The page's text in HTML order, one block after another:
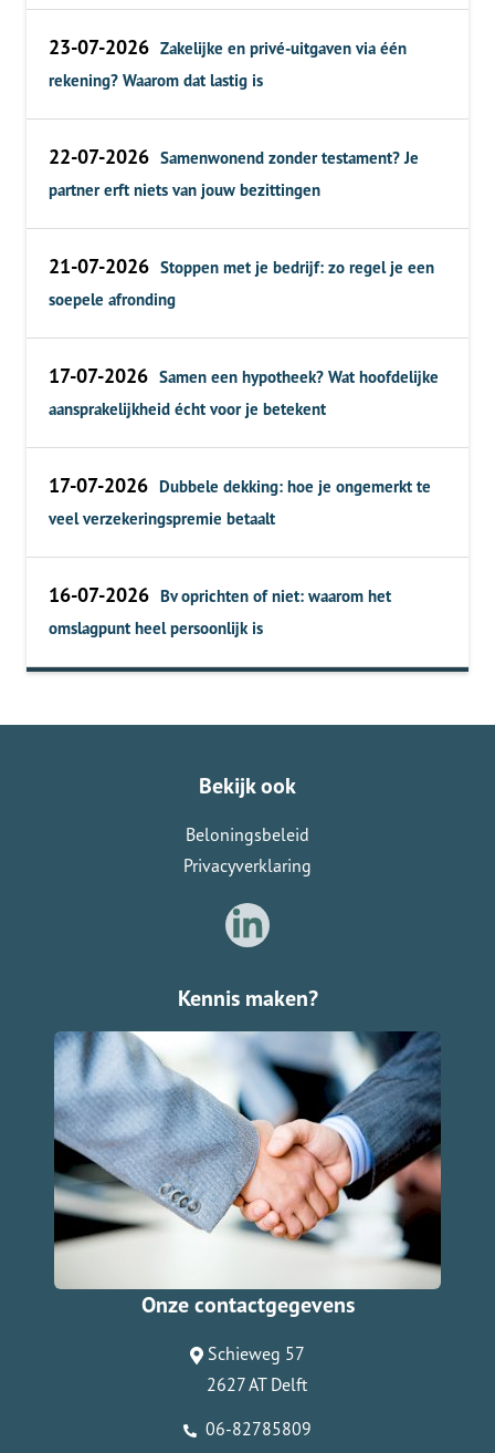
23-07-2026 Zakelijke en privé-uitgaven via één
rekening? Waarom dat lastig is
22-07-2026 Samenwonend zonder testament? Je
partner erft niets van jouw bezittingen
21-07-2026 Stoppen met je bedrijf: zo regel je een
soepele afronding
17-07-2026 Samen een hypotheek? Wat hoofdelijke
aansprakelijkheid écht voor je betekent
17-07-2026 Dubbele dekking: hoe je ongemerkt te
veel verzekeringspremie betaalt
16-07-2026 Bv oprichten of niet: waarom het
omslagpunt heel persoonlijk is
Bekijk ook
Beloningsbeleid
Privacyverklaring
Kennis maken?
Onze contactgegevens
Schieweg 57
2627 AT Delft
06-82785809